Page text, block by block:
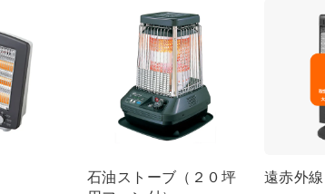
石油ストーブ（２０坪
遠赤外